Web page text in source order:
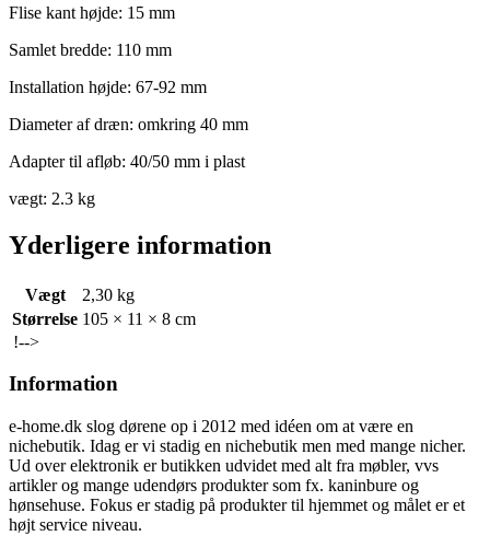
Flise kant højde: 15 mm
Samlet bredde: 110 mm
Installation højde: 67-92 mm
Diameter af dræn: omkring 40 mm
Adapter til afløb: 40/50 mm i plast
vægt: 2.3 kg
Yderligere information
Vægt
2,30 kg
Størrelse 105 × 11 × 8 cm
!-->
Information
e-home.dk slog dørene op i 2012 med idéen om at være en
nichebutik. Idag er vi stadig en nichebutik men med mange nicher.
Ud over elektronik er butikken udvidet med alt fra møbler, vvs
artikler og mange udendørs produkter som fx. kaninbure og
hønsehuse. Fokus er stadig på produkter til hjemmet og målet er et
højt service niveau.